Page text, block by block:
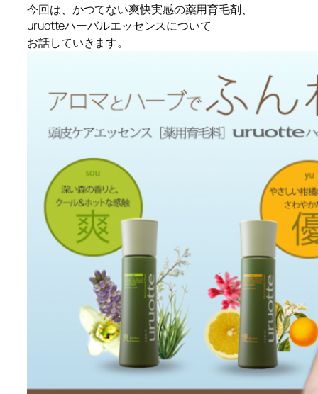
今回は、かつてない爽快実感の薬用育毛剤、
uruotteハーバルエッセンスについて
お話していきます。